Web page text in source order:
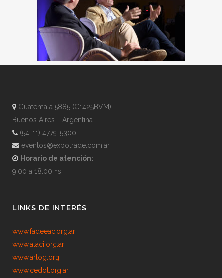
Guatemala 5885 (C1425BVM)
Buenos Aires – Argentina
(54-11) 4779-5300
eventos@expotrade.com.ar
Horario de atención:
9:00 a 18:00 hs.
LINKS DE INTERÉS
www.fadeeac.org.ar
www.ataci.org.ar
www.arlog.org
www.cedol.org.ar